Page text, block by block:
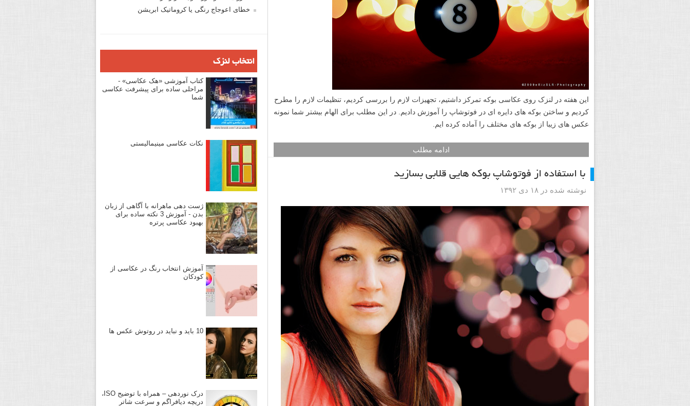
این هفته در لنزک روی عکاسی بوکه تمرکز داشتیم، تجهیزات لازم را بررسی کردیم، تنظیمات لازم را مطرح
کردیم و ساختن بوکه های دایره ای در فوتوشاپ را آموزش دادیم. در این مطلب برای الهام بیشتر شما نمونه
عکس های زیبا از بوکه های مختلف را آماده کرده ایم.
ادامه مطلب
با استفاده از فوتوشاپ بوکه هایی قلابی بسازید
نوشته شده در ۱۸ دی ۱۳۹۲
خطای اعوجاج رنگی یا کروماتیک ابریشن
انتخاب لنزک
کتاب آموزشی «هک عکاسی» -
مراحلی ساده برای پیشرفت عکاسی
شما
نکات عکاسی مینیمالیستی
ژست دهی ماهرانه با آگاهی از زبان
بدن - آموزش 3 نکته ساده برای
بهبود عکاسی پرتره
آموزش انتخاب رنگ در عکاسی از
کودکان
10 باید و نباید در روتوش عکس ها
درک نوردهی – همراه با توضیح ISO،
دریچه دیافراگم و سرعت شاتر